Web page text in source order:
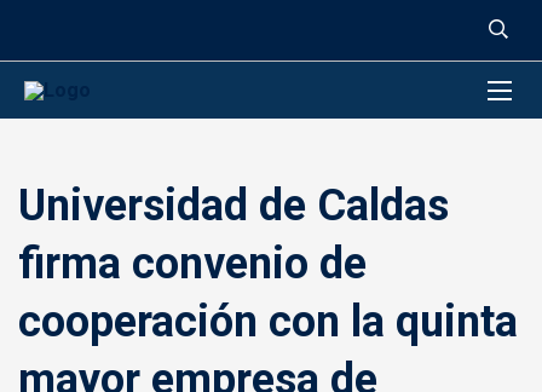
Universidad de Caldas
firma convenio de
cooperación con la quinta
mayor empresa de